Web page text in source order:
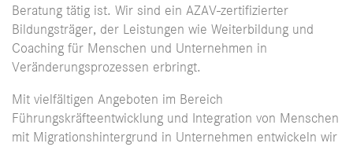
Beratung tätig ist. Wir sind ein AZAV-zertifizierter
Bildungsträger, der Leistungen wie Weiterbildung und
Coaching für Menschen und Unternehmen in
Veränderungsprozessen erbringt.
Mit vielfältigen Angeboten im Bereich
Führungskräfteentwicklung und Integration von Menschen
mit Migrationshintergrund in Unternehmen entwickeln wir